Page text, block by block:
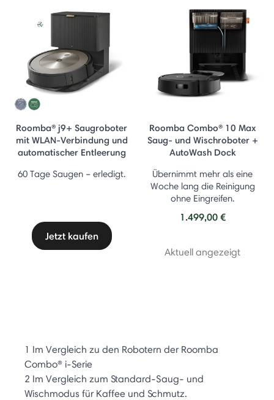
Roomba® j9+ Saugroboter
mit WLAN-Verbindung und
automatischer Entleerung
60 Tage Saugen – erledigt.
Jetzt kaufen
Roomba Combo® 10 Max
Saug- und Wischroboter +
AutoWash Dock
Übernimmt mehr als eine
Woche lang die Reinigung
ohne Eingreifen.
1.499,00 €
Aktuell angezeigt
1 Im Vergleich zu den Robotern der Roomba
Combo® i-Serie
2 Im Vergleich zum Standard-Saug- und
Wischmodus für Kaffee und Schmutz.